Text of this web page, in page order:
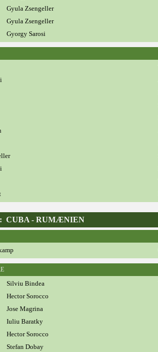
Gyula Zsengeller
Gyula Zsengeller
Gyorgy Sarosi
CUBA - RUMÆNIEN
Silviu Bindea
Hector Sorocco
Jose Magrina
Iuliu Baratky
Hector Sorocco
Stefan Dobay